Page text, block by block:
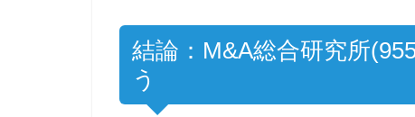
結論：M&A総合研究所
う